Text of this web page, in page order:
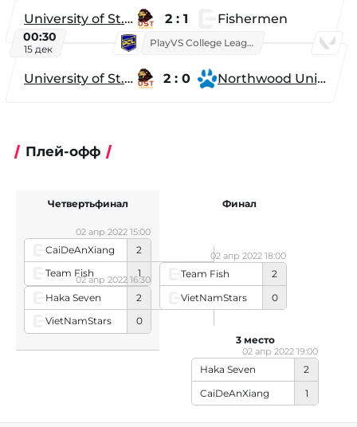
University of St. Thomas 2 : 1 Fishermen
00:30
15 дек
PlayVS College League 2025: Fall
University of St. Thomas 2 : 0 Northwood University
Плей-офф
CaiDeAnXiang
2
Team Fish
1
02 апр 2022 15:00
Haka Seven
2
VietNamStars
0
02 апр 2022 16:30
Четвертьфинал
Team Fish
2
VietNamStars
0
02 апр 2022 18:00
Финал
Haka Seven
2
CaiDeAnXiang
1
02 апр 2022 19:00
3 место